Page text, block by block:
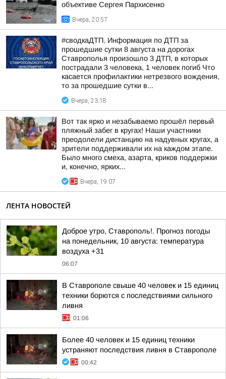
объективе Сергея Пархисенко
Вчера, 20:57
#сводкаДТП. Информация по ДТП за
прошедшие сутки 8 августа на дорогах
Ставрополья произошло 3 ДТП, в которых
пострадали 3 человека, 1 человек погиб Что
касается профилактики нетрезвого вождения,
то за прошедшие сутки в...
Вчера, 23:18
Вот так ярко и незабываемо прошёл первый
пляжный забег в кругах! Наши участники
преодолели дистанцию на надувных кругах, а
зрители поддерживали их на каждом этапе.
Было много смеха, азарта, криков поддержки
и, конечно, ярких...
Вчера, 19:07
ЛЕНТА НОВОСТЕЙ
Доброе утро, Ставрополь!. Прогноз погоды
на понедельник, 10 августа: температура
воздуха +31
06:07
В Ставрополе свыше 40 человек и 15 единиц
техники борются с последствиями сильного
ливня
01:06
Более 40 человек и 15 единиц техники
устраняют последствия ливня в Ставрополе
00:42